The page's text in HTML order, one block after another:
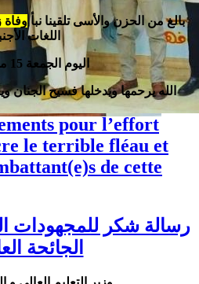
بالغ من الحزن والأسى تلقينا نبأوفاة
اللغات
اليوم الجمعة 15 ماي 2020
الله يرحمها ويدخلها فسيح الجنان
pour l’effort
le terrible fléau et
de cette
رسالة شكر للمجهودات
الجائحة